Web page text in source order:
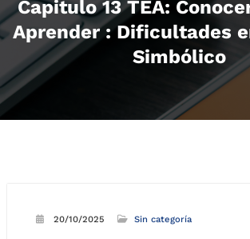
Capitulo 13 TEA:
Aprender : Dificultades
Simbólico
20/10/2025 Sin categoría